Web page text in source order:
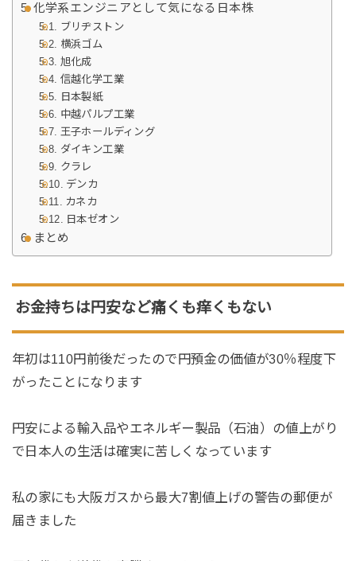
化学系エンジニアとして気になる日本株
ブリヂストン
横浜ゴム
旭化成
信越化学工業
日本製紙
中越パルプ工業
王子ホールディング
ダイキン工業
クラレ
デンカ
カネカ
日本ゼオン
まとめ
お金持ちは円安など痛くも痒くもない
年初は110円前後だったので円預金の価値が30％程度下
がったことになります
円安による輸入品やエネルギー製品（石油）の値上がり
で日本人の生活は確実に苦しくなっています
私の家にも大阪ガスから最大7割値上げの警告の郵便が
届きました